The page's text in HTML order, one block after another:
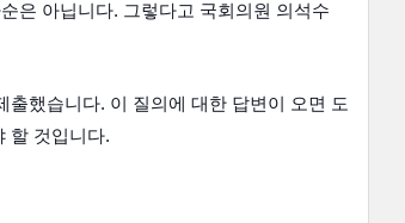
은 아닙니다. 그렇다고 국회의원 의석수
했습니다. 이 질의에 대한 답변이 오면 도
할 것입니다.